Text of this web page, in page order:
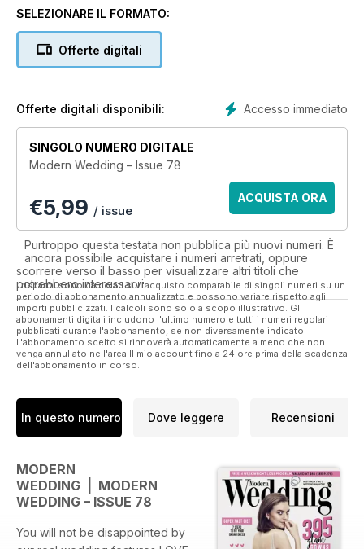
Each edition of Modern Wedding brings you the best in bridal
beautiful shoots, DIY projects, styling ideas, colour concepts,
fresh floral designs, hair and beauty inspiration, sweet
With expert advice, tips and more pretty pictures than you
planning your day, your way.
SELEZIONARE IL FORMATO:
Offerte digitali
Accesso immediato
Offerte digitali disponibili:
SINGOLO NUMERO DIGITALE
Modern Wedding – Issue 78
€5,99 / issue
ACQUISTA ORA
Purtroppo questa testata non pubblica più nuovi numeri. È
ancora possibile acquistare i numeri arretrati, oppure
scorrere verso il basso per visualizzare altri titoli che
potrebbero interessarvi.
I risparmi sono calcolati sull'acquisto comparabile di singoli numeri su un
periodo di abbonamento annualizzato e possono variare rispetto agli
importi pubblicizzati. I calcoli sono solo a scopo illustrativo. Gli
abbonamenti digitali includono l'ultimo numero e tutti i numeri regolari
pubblicati durante l'abbonamento, se non diversamente indicato.
L'abbonamento scelto si rinnoverà automaticamente a meno che non
venga annullato nell'area Il mio account fino a 24 ore prima della scadenza
dell'abbonamento in corso.
In questo numero Dove leggere Recensioni
MODERN
WEDDING | MODERN
WEDDING – ISSUE 78
You will not be disappointed by